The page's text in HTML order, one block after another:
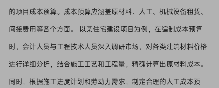
的项目成本预算。成本预算应涵盖原材料、人工、机械设备租赁、
间接费用等各个方面。 以某住宅建设项目为例，在编制成本预算
时，会计人员与工程技术人员深入调研市场，对各类建筑材料价格
进行详细分析，结合施工工艺和工程量，精确计算出原材料成本。
同时，根据施工进度计划和劳动力需求，制定合理的人工成本预